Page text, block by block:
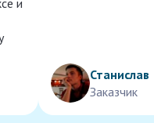
и
Станислав
Заказчик